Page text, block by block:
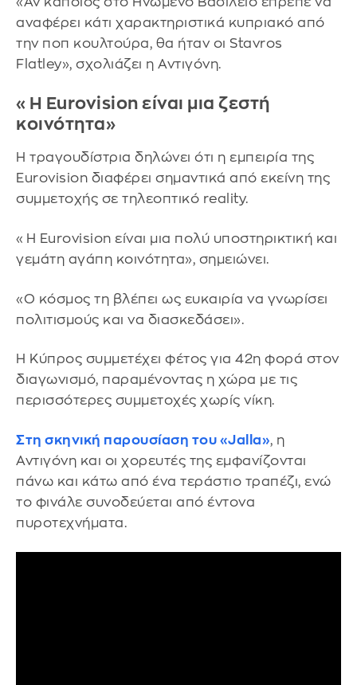
αναφέρει κάτι χαρακτηριστικά κυπριακό από
την ποπ κουλτούρα, θα ήταν οι Stavros
Flatley», σχολιάζει η Αντιγόνη.
«Η Eurovision είναι μια ζεστή
κοινότητα»
Η τραγουδίστρια δηλώνει ότι η εμπειρία της
Eurovision διαφέρει σημαντικά από εκείνη της
συμμετοχής σε τηλεοπτικό reality.
«Η Eurovision είναι μια πολύ υποστηρικτική και
γεμάτη αγάπη κοινότητα», σημειώνει.
«Ο κόσμος τη βλέπει ως ευκαιρία να γνωρίσει
πολιτισμούς και να διασκεδάσει».
Η Κύπρος συμμετέχει φέτος για 42η φορά στον
διαγωνισμό, παραμένοντας η χώρα με τις
περισσότερες συμμετοχές χωρίς νίκη.
Στη σκηνική παρουσίαση του «Jalla», η
Αντιγόνη και οι χορευτές της εμφανίζονται
πάνω και κάτω από ένα τεράστιο τραπέζι, ενώ
το φινάλε συνοδεύεται από έντονα
πυροτεχνήματα.